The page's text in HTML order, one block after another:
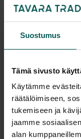
Suostumus
Tämä sivusto
Käytämme
räätälöimiseen,
tukemiseen ja
jaamme
alan
Vantaa: Tuotetta
Tampere:
Malli esillä
Tulosta tuotekortti
Kaikki